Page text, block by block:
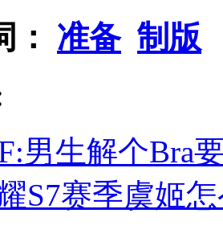
： 准备 制版
男生解个Bra
S7赛季虞姬